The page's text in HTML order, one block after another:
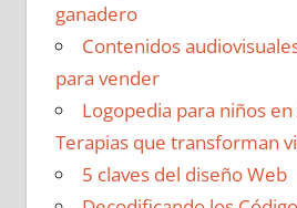
ganadero
Contenidos
para vender
Logopedia para niños
Terapias que transforman
5 claves del diseño Web